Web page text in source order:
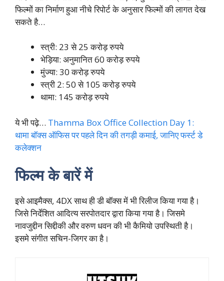
फिल्मों का निर्माण हुआ नीचे रिपोर्ट के अनुसार फिल्मों की लागत देख
सकते है…
स्त्री: 23 से 25 करोड़ रुपये
भेड़िया: अनुमानित 60 करोड़ रुपये
मुंज्या: 30 करोड़ रुपये
स्त्री 2: 50 से 105 करोड़ रुपये
थामा: 145 करोड़ रुपये
ये भी पढ़े… Thamma Box Office Collection Day 1:
थामा बॉक्स ऑफिस पर पहले दिन की तगड़ी कमाई, जानिए फर्स्ट डे
कलेक्शन
फिल्म के बारें में
इसे आइमैक्स, 4DX साथ ही डी बॉक्स में भी रिलीज किया गया है।
जिसे निर्देशित आदित्य सरपोतदार द्वारा किया गया है। जिसमे
नावजुद्दीन सिद्दीकी और वरुण धवन की भी कैमियो उपस्थिती है।
इसमे संगीत सचिन-जिगर का है।